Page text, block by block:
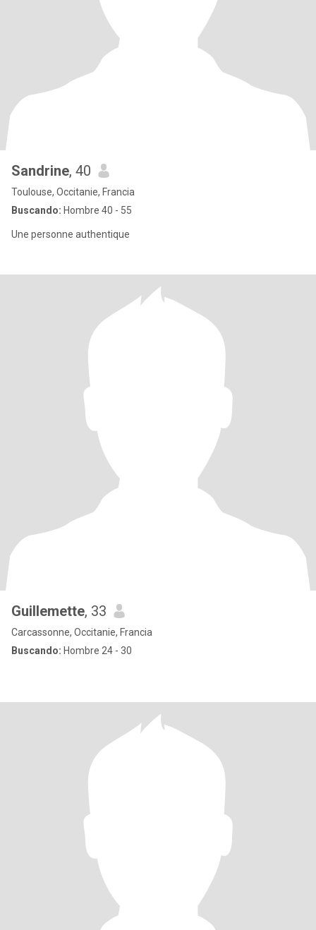
Sandrine, 40
Toulouse, Occitanie, Francia
Buscando: Hombre 40 - 55
Une personne authentique
Guillemette, 33
Carcassonne, Occitanie, Francia
Buscando: Hombre 24 - 30